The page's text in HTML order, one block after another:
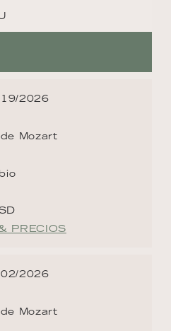
2026
Mozart
PRECIOS
2026
Mozart